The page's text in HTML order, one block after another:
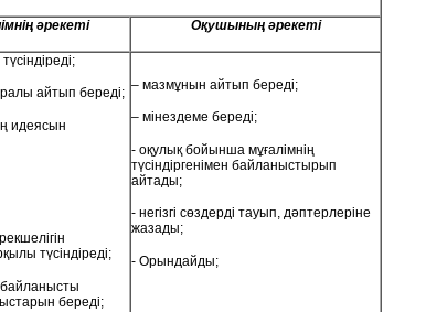
әрекеті Оқушының әрекеті
айтып береді;
идеясын
түсіндіреді;
береді;
– мазмұнын айтып береді;
– мінездеме береді;
- оқулық бойынша мұғалімнің
түсіндіргенімен байланыстырып
айтады;
- негізгі сөздерді тауып, дәптерлеріне
жазады;
- Орындайды;